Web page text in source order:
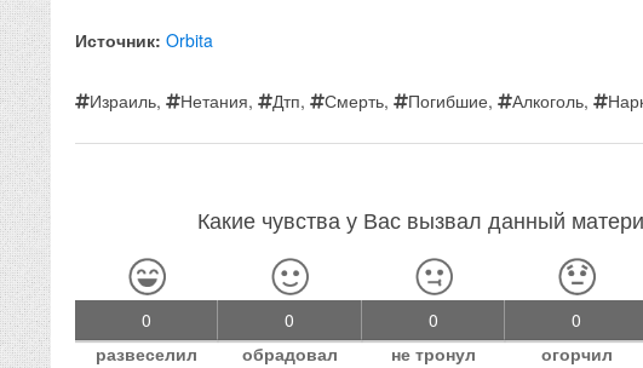
Источник: Orbita
Израиль, Нетания, Дтп, Смерть, Погибшие, Алкоголь,
Какие чувства у Вас вызвал данный
0
развеселил
0
обрадовал
0
не тронул
0
огорчил